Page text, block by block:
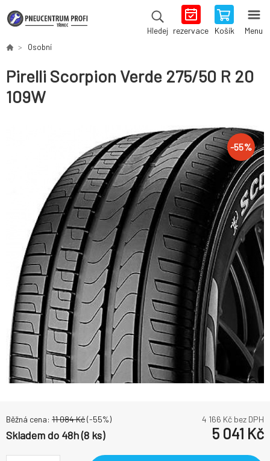
Hledej rezervace Košík Menu
Osobní
Pirelli Scorpion Verde 275/50 R 20
109W
-55%
Běžná cena: 11 084Kč(-55%) 4 166 Kč bez DPH
Skladem do 48h (8 ks) 5 041 Kč